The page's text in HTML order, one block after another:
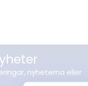
nyheterna eller